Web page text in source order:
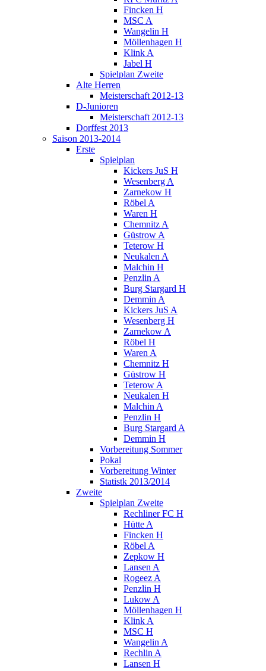
Fincken H
MSC A
Wangelin H
Möllenhagen H
Klink A
Jabel H
Spielplan Zweite
Alte Herren
Meisterschaft 2012-13
D-Junioren
Meisterschaft 2012-13
Dorffest 2013
Saison 2013-2014
Erste
Spielplan
Kickers JuS H
Wesenberg A
Zarnekow H
Röbel A
Waren H
Chemnitz A
Güstrow A
Teterow H
Neukalen A
Malchin H
Penzlin A
Burg Stargard H
Demmin A
Kickers JuS A
Wesenberg H
Zarnekow A
Röbel H
Waren A
Chemnitz H
Güstrow H
Teterow A
Neukalen H
Malchin A
Penzlin H
Burg Stargard A
Demmin H
Vorbereitung Sommer
Pokal
Vorbereitung Winter
Statistk 2013/2014
Zweite
Spielplan Zweite
Rechliner FC H
Hütte A
Fincken H
Röbel A
Zepkow H
Lansen A
Rogeez A
Penzlin H
Lukow A
Möllenhagen H
Klink A
MSC H
Wangelin A
Rechlin A
Lansen H